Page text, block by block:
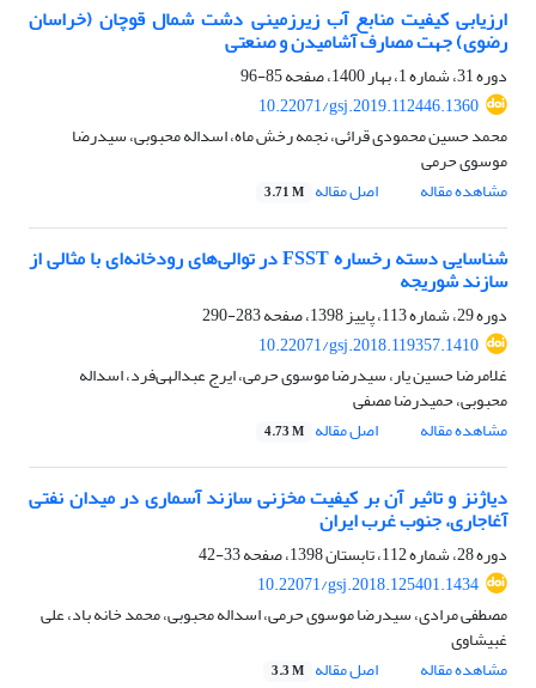
ارزیابی کیفیت منابع آب زیرزمینی دشت شمال قوچان (خراسان
رضوی) جهت مصارف آشامیدن و صنعتی
دوره 31، شماره 1، بهار 1400، صفحه
85-96
10.22071/gsj.2019.112446.1360
محمد حسین محمودی قرائی، نجمه رخش ماه، اسداله محبوبی، سیدرضا
موسوی حرمی
مشاهده مقاله
اصل مقاله 3.71 M
شناسایی دسته رخساره FSST در توالی‌های رودخانه‌ای با مثالی از
سازند شوریجه
دوره 29، شماره 113، پاییز 1398، صفحه
283-290
10.22071/gsj.2018.119357.1410
غلامرضا حسین یار، سیدرضا موسوی حرمی، ایرج عبدالهی‌فرد، اسداله
محبوبی، حمیدرضا مصفی
مشاهده مقاله
اصل مقاله 4.73 M
دیاژنز و تاثیر آن بر کیفیت مخزنی سازند آسماری در میدان نفتی
آغاجاری، جنوب غرب ایران
دوره 28، شماره 112، تابستان 1398، صفحه
33-42
10.22071/gsj.2018.125401.1434
مصطفی مرادی، سیدرضا موسوی حرمی، اسداله محبوبی، محمد خانه باد، علی
غبیشاوی
مشاهده مقاله
اصل مقاله 3.3 M